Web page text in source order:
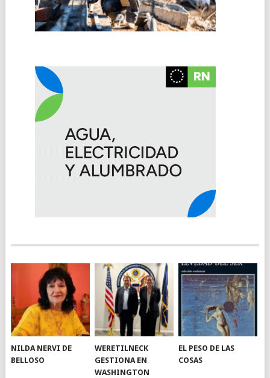
NILDA NERVI DE
BELLOSO
WERETILNECK
GESTIONA EN
WASHINGTON
EL PESO DE LAS
COSAS